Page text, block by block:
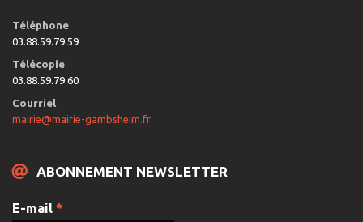
Téléphone
03.88.59.79.59
Télécopie
03.88.59.79.60
Courriel
mairie@mairie-gambsheim.fr
ABONNEMENT NEWSLETTER
E-mail *